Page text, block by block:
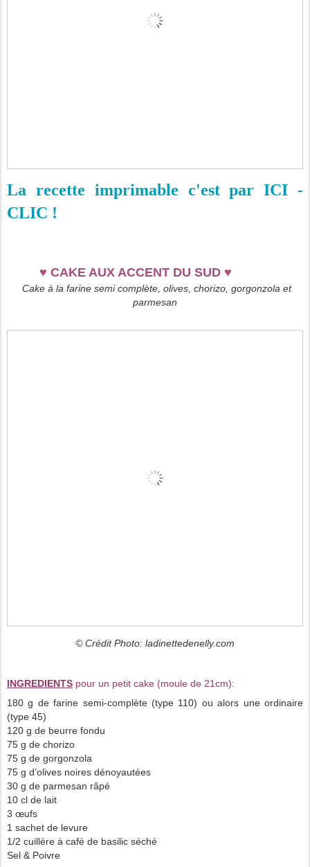
La recette imprimable c'est par ICI -
CLIC !
♥ CAKE AUX ACCENT DU SUD ♥
Cake à la farine semi complète, olives, chorizo, gorgonzola et
parmesan
© Crédit Photo: ladinettedenelly.com
INGREDIENTS pour un petit cake (moule de 21cm):
180 g de farine semi-complète (type 110) ou alors une ordinaire
(type 45)
120 g de beurre fondu
75 g de chorizo
75 g de gorgonzola
75 g d’olives noires dénoyautées
30 g de parmesan râpé
10 cl de lait
3 œufs
1 sachet de levure
1/2 cuillère à café de basilic séché
Sel & Poivre